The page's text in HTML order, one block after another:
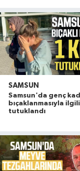
SAMSUN
Samsun'da genç
bıçaklanmasıyla
tutuklandı